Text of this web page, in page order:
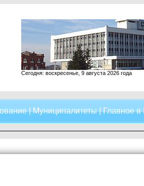
Сегодня: воскресенье, 9 августа 2026 года
|Муниципалитеты|Главное в